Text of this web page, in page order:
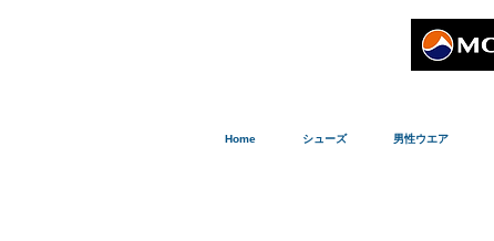
Home シューズ 男性ウエア